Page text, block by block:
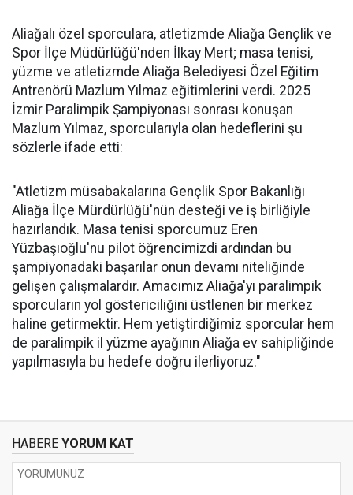
Aliağalı özel sporculara, atletizmde Aliağa Gençlik ve
Spor İlçe Müdürlüğü'nden İlkay Mert; masa tenisi,
yüzme ve atletizmde Aliağa Belediyesi Özel Eğitim
Antrenörü Mazlum Yılmaz eğitimlerini verdi. 2025
İzmir Paralimpik Şampiyonası sonrası konuşan
Mazlum Yılmaz, sporcularıyla olan hedeflerini şu
sözlerle ifade etti:
"Atletizm müsabakalarına Gençlik Spor Bakanlığı
Aliağa İlçe Mürdürlüğü'nün desteği ve iş birliğiyle
hazırlandık. Masa tenisi sporcumuz Eren
Yüzbaşıoğlu'nu pilot öğrencimizdi ardından bu
şampiyonadaki başarılar onun devamı niteliğinde
gelişen çalışmalardır. Amacımız Aliağa'yı paralimpik
sporcuların yol göstericiliğini üstlenen bir merkez
haline getirmektir. Hem yetiştirdiğimiz sporcular hem
de paralimpik il yüzme ayağının Aliağa ev sahipliğinde
yapılmasıyla bu hedefe doğru ilerliyoruz."
HABERE YORUM KAT